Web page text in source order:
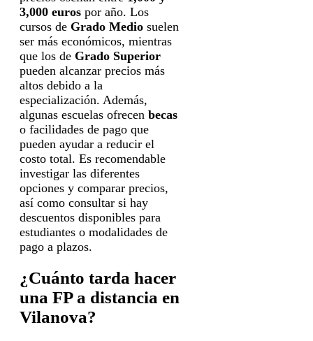
3,000 euros por año. Los
cursos de Grado Medio suelen
ser más económicos, mientras
que los de Grado Superior
pueden alcanzar precios más
altos debido a la
especialización. Además,
algunas escuelas ofrecen becas
o facilidades de pago que
pueden ayudar a reducir el
costo total. Es recomendable
investigar las diferentes
opciones y comparar precios,
así como consultar si hay
descuentos disponibles para
estudiantes o modalidades de
pago a plazos.
¿Cuánto tarda hacer
una FP a distancia en
Vilanova?